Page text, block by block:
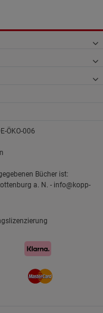
ÖKO-006
Bücher ist:
a. N. - info@kopp-